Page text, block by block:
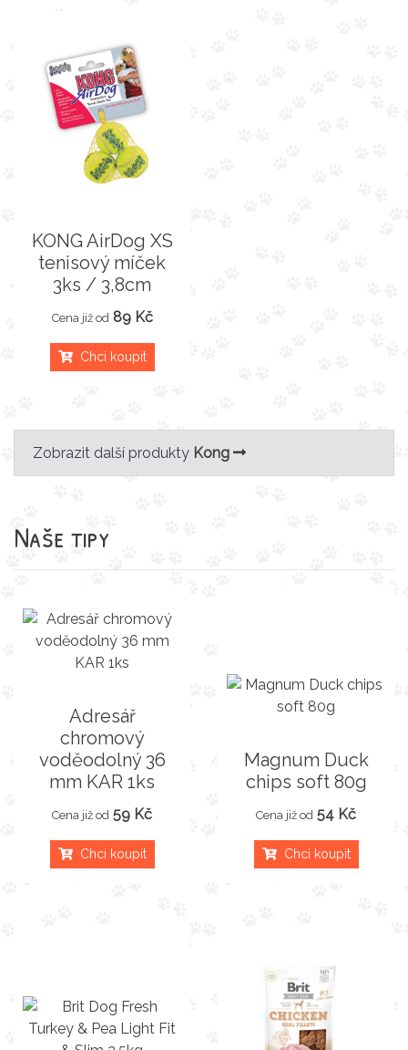
KONG AirDog XS
tenisový míček
3ks / 3,8cm
Cena již od 89 Kč
Chci koupit
Zobrazit další produkty Kong
Naše tipy
Adresář
chromový
voděodolný 36
mm KAR 1ks
Cena již od 59 Kč
Chci koupit
Magnum Duck
chips soft 80g
Cena již od 54 Kč
Chci koupit